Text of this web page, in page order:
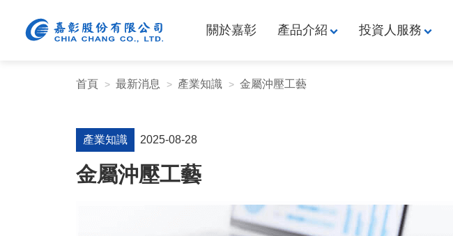
關於嘉彰 產品介紹 投資人服務
首頁 最新消息 產業知識 金屬沖壓工藝
產業知識 2025-08-28
金屬沖壓工藝